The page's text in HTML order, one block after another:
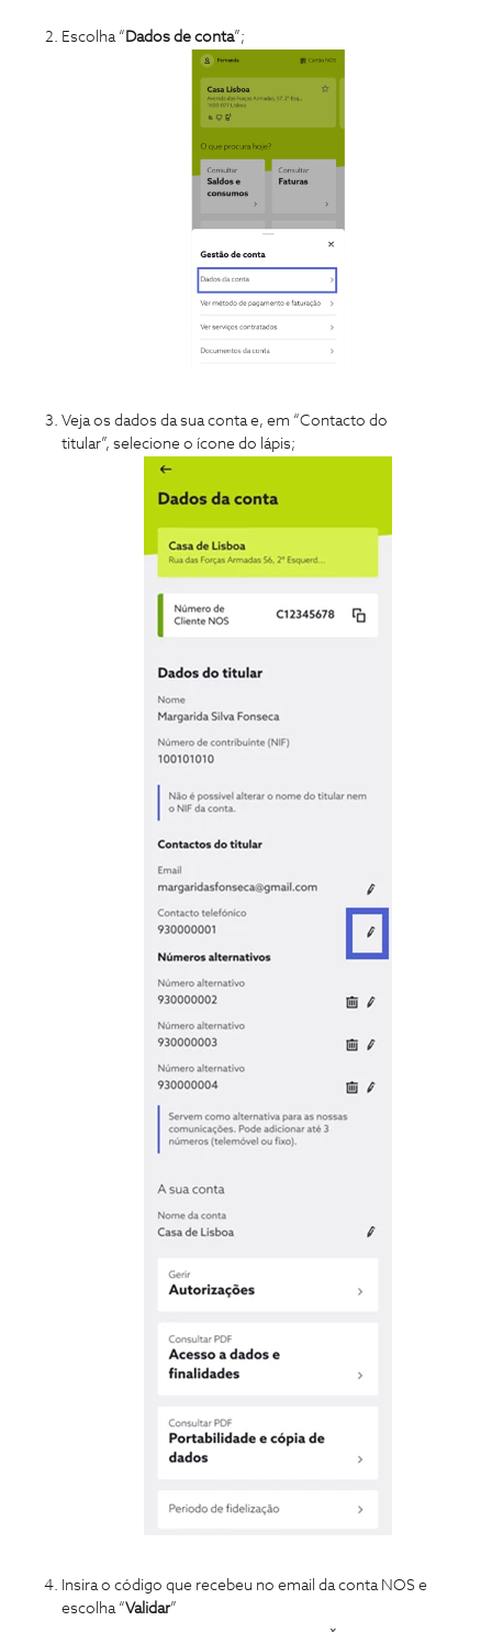
Escolha “ Dados de conta”;
Veja os dados da sua conta e, em “Contacto do
titular”, selecione o ícone do lápis;
Insira o código que recebeu no email da conta NOS e
escolha “Validar”